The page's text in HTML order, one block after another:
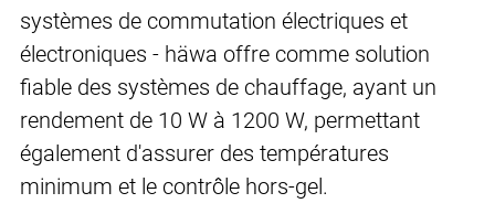
systèmes de commutation électriques et
électroniques - häwa offre comme solution
fiable des systèmes de chauffage, ayant un
rendement de 10 W à 1200 W, permettant
également d'assurer des températures
minimum et le contrôle hors-gel.